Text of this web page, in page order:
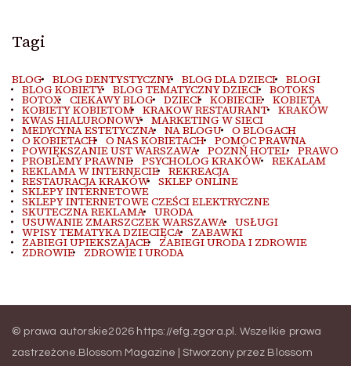
Tagi
BLOG BLOG DENTYSTYCZNY BLOG DLA DZIECI BLOGI
BLOG KOBIETY BLOG TEMATYCZNY DZIECI BOTOKS
BOTOX CIEKAWY BLOG DZIECI KOBIECIE KOBIETA
KOBIETY KOBIETOM KRAKOW RESTAURANT KRAKÓW
KWAS HIALURONOWY MARKETING W SIECI
MEDYCYNA ESTETYCZNA NA BLOGU O BLOGACH
O KOBIETACH O NAS KOBIETACH POMOC PRAWNA
POWIĘKSZANIE UST WARSZAWA POZNŃ HOTEL PRAWO
PROBLEMY PRAWNE PSYCHOLOG KRAKÓW REKALAM
REKLAMA W INTERNECIE REKREACJA
RESTAURACJA KRAKÓW SKLEP ONLINE
SKLEPY INTERNETOWE
SKLEPY INTERNETOWE CZEŚCI ELEKTRYCZNE
SKUTECZNA REKLAMA URODA
USUWANIE ZMARSZCZEK WARSZAWA USŁUGI
WPISY TEMATYKA DZIECIĘCA ZABAWKI
ZABIEGI UPIEKSZAJACE ZABIEGI URODA I ZDROWIE
ZDROWIE ZDROWIE I URODA
© prawa autorskie2026 https://efg.zgora.pl . Wszelkie prawa
zastrzeżone.Blossom Magazine | Stworzony przez Blossom